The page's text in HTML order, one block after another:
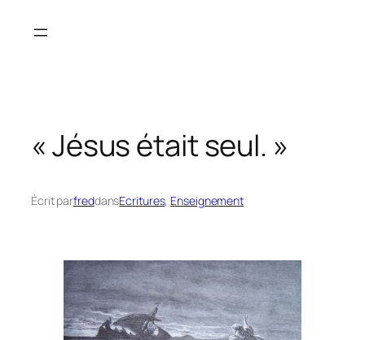
« Jésus était seul. »
Écrit parfreddansEcritures, Enseignement